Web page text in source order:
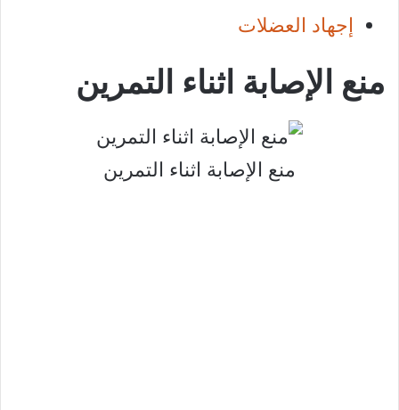
إجهاد العضلات
منع الإصابة اثناء التمرين
منع الإصابة اثناء التمرين